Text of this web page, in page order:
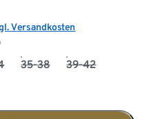
Versandkosten
35-38 39-42